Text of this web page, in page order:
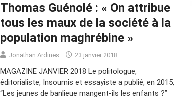
Thomas Guénolé : « On attribue
tous les maux de la société à la
population maghrébine »
Jonathan Ardines 23 janvier 2018
MAGAZINE JANVIER 2018 Le politologue,
éditorialiste, Insoumis et essayiste a publié, en 2015,
“Les jeunes de banlieue mangent-ils les enfants ?”